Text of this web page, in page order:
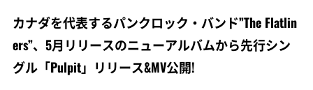
カナダを代表するパンクロック・バンド”The Flatlin
ers”、5月リリースのニューアルバムから先行シン
グル「Pulpit」リリース&MV公開!